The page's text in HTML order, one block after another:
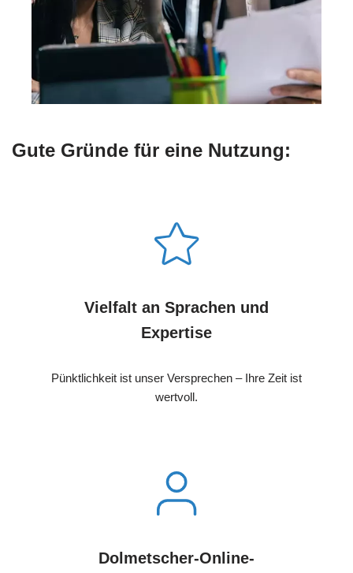
Gute Gründe für eine Nutzung:
Vielfalt an Sprachen und
Expertise
Pünktlichkeit ist unser Versprechen – Ihre Zeit ist
wertvoll.
Dolmetscher-Online-